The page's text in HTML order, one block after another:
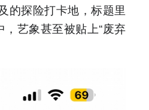
的探险打卡地，标题里
，艺象甚至被贴上“废弃